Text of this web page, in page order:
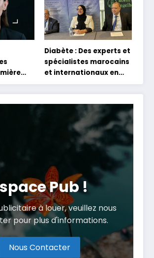
le
Diabète : Des experts et
spécialistes marocains
et internationaux en
conclave à Tanger
Pub !
à louer, veuillez nous
pour plus d'informations.
Nous Contacter